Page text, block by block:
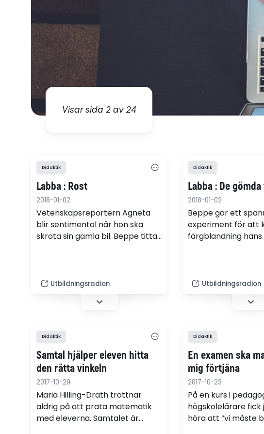
Visar sida 2 av 24
Didaktik
Labba : Rost
2018-01-02
Vetenskapsreportern Agneta
blir sentimental när hon ska
skrota sin gamla bil. Beppe tittar
Utbildningsradion
Didaktik
Labba : De
2018-01-02
Beppe gör ett
experiment för att
färgblandning
grädden förvandlas
Utbildningsradion
Didaktik
Samtal hjälper eleven hitta
den rätta vinkeln
2017-10-29
Maria Hilling-Drath tröttnar
aldrig på att prata matematik
med eleverna. Samtalet är
Didaktik
En examen ska
mig förtjäna
2017-10-23
På en kurs i
högskolelärare fick
höra att ”vi måste